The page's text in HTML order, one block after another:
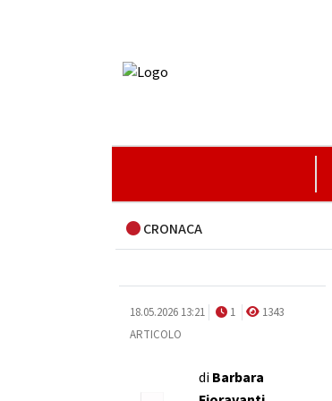
CRONACA
18.05.2026 13:21 1
1343
ARTICOLO
diBarbara